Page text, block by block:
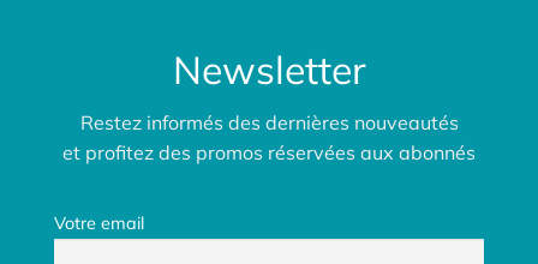
Newsletter
Restez informés des dernières nouveautés
et profitez des promos réservées aux abonnés
Votre email